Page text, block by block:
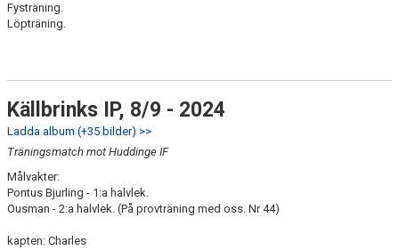
Fysträning.
Löpträning.
Källbrinks IP, 8/9 - 2024
Ladda album (+35 bilder) >>
Träningsmatch mot Huddinge IF
Målvakter:
Pontus Bjurling - 1:a halvlek.
Ousman - 2:a halvlek. (På provträning med oss. Nr 44)
kapten: Charles